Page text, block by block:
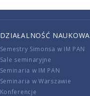
DZIAŁALNOŚĆ NAUKOWA
Semestry Simonsa w IM PAN
Sale seminaryjne
Seminaria w IM PAN
Seminaria w Warszawie
Konferencje